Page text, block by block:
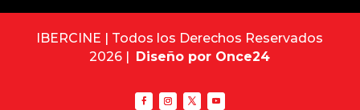
IBERCINE | Todos los Derechos Reservados
2026 | Diseño por Once24